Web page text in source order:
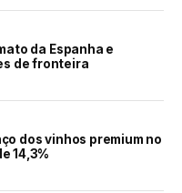
da Espanha e
de fronteira
dos vinhos premium no
14,3%